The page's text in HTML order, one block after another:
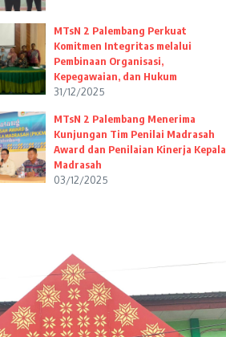
MTsN 2 Palembang Perkuat
Komitmen Integritas melalui
Pembinaan Organisasi,
Kepegawaian, dan Hukum
31/12/2025
MTsN 2 Palembang Menerima
Kunjungan Tim Penilai Madrasah
Award dan Penilaian Kinerja Kepala
Madrasah
03/12/2025